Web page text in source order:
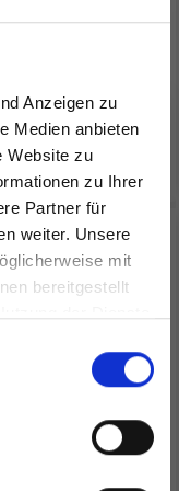
Anzeigen zu
Medien anbieten
Website zu
zu Ihrer
Partner für
weiter. Unsere
mit
bereitgestellt
3ER-PACK, 6
50%
zu